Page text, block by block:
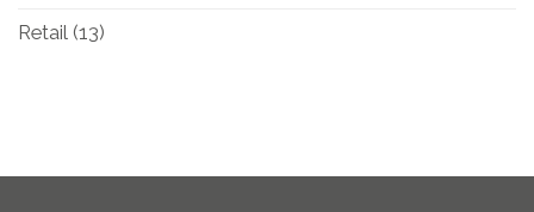
Retail (13)